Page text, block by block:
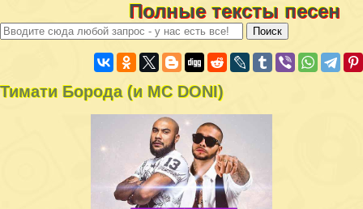
Полные тексты песен
Тимати Борода (и MC DONI)